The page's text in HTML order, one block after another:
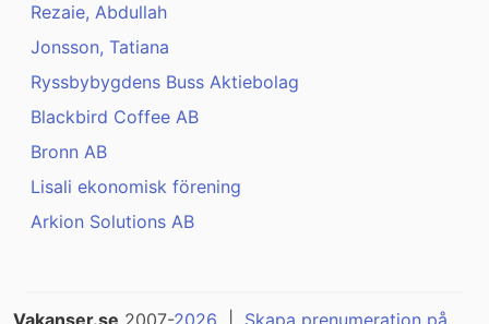
Rezaie, Abdullah
Jonsson, Tatiana
Ryssbybygdens Buss Aktiebolag
Blackbird Coffee AB
Bronn AB
Lisali ekonomisk förening
Arkion Solutions AB